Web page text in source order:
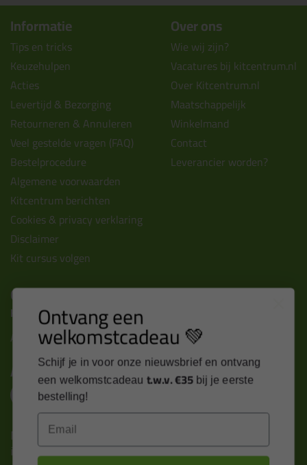
Informatie
Tips en tricks
Keuzehulpen
Acties
Levertijd & Bezorging
Retourneren & Annuleren
Veel gestelde vragen (FAQ)
Bestelprocedure
Algemene voorwaarden
Kitcentrum berichten
Cookies & privacy verklaring
Disclaimer
Kit cursus volgen
Over ons
Wie wij zijn?
Vacatures bij kitcentrum.nl
Over Kitcentrum.nl
Maatschappelijk
Winkelmand
Contact
Leverancier worden?
Contact
Kitcentrum B.V.
Alle contactgegevens >
Altijd op de hoogte blijven?
Nieuws, tips en exclusieve deals rechtstreeks in je
inbox
Ontvang een
welkomstcadeau 💚
Schijf je in voor onze nieuwsbrief en ontvang
een welkomstcadeau t.w.v. €35 bij je eerste
bestelling!